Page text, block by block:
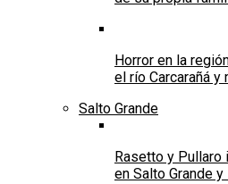
Horror en la
el río Carcarañá y
Salto Grande
Rasetto y Pullaro
en Salto Grande